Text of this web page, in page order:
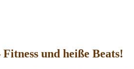
und heiße Beats!